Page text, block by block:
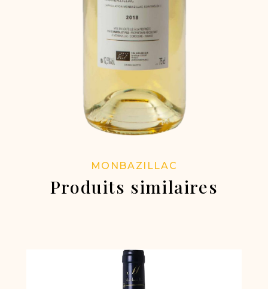
MONBAZILLAC
Produits similaires